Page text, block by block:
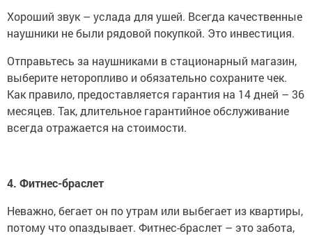
Хороший звук – услада для ушей. Всегда качественные
наушники не были рядовой покупкой. Это инвестиция.
Отправьтесь за наушниками в стационарный магазин,
выберите неторопливо и обязательно сохраните чек.
Как правило, предоставляется гарантия на 14 дней – 36
месяцев. Так, длительное гарантийное обслуживание
всегда отражается на стоимости.
4. Фитнес-браслет
Неважно, бегает он по утрам или выбегает из квартиры,
потому что опаздывает. Фитнес-браслет – это забота,